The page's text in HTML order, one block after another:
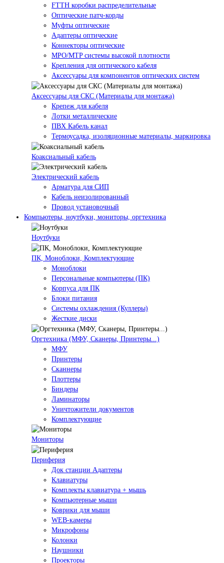
FTTH коробки распределительные
Оптические патч-корды
Муфты оптические
Адаптеры оптические
Коннекторы оптические
MPO/MTP системы высокой плотности
Крепления для оптического кабеля
Аксессуары для компонентов оптических систем
Аксессуары для СКС (Материалы для монтажа)
Крепеж для кабеля
Лотки металлические
ПВХ Кабель канал
Термоусадка, изоляционные материалы, маркировка
Коаксиальный кабель
Электрический кабель
Арматура для СИП
Кабель неизолированный
Провод установочный
Компьютеры, ноутбуки, мониторы, оргтехника
Ноутбуки
ПК, Моноблоки, Комплектующие
Моноблоки
Персональные компьютеры (ПК)
Корпуса для ПК
Блоки питания
Системы охлаждения (Куллеры)
Жесткие диски
Оргтехника (МФУ, Сканеры, Принтеры...)
МФУ
Принтеры
Сканнеры
Плоттеры
Биндеры
Ламинаторы
Уничтожители документов
Комплектующие
Мониторы
Периферия
Док станции Адаптеры
Клавиатуры
Комплекты клавиатура + мышь
Компьютерные мыши
Коврики для мыши
WEB-камеры
Микрофоны
Колонки
Наушники
Проекторы